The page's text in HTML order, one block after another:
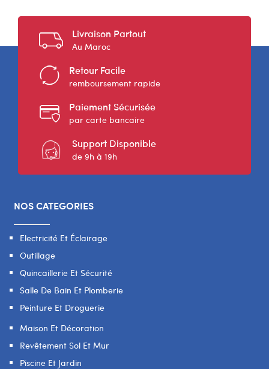
Livraison Partout
Au Maroc
Retour Facile
remboursement rapide
Paiement Sécurisée
par carte bancaire
Support Disponible
de 9h à 19h
NOS CATEGORIES
Electricité Et Éclairage
Outillage
Quincaillerie Et Sécurité
Salle De Bain Et Plomberie
Peinture Et Droguerie
Maison Et Décoration
Revêtement Sol Et Mur
Piscine Et Jardin